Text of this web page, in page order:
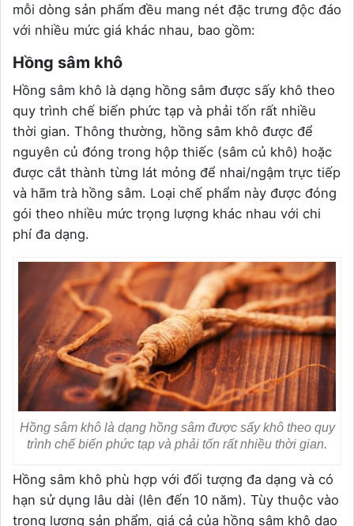
mỗi dòng sản phẩm đều mang nét đặc trưng độc đáo
với nhiều mức giá khác nhau, bao gồm:
Hồng sâm khô
Hồng sâm khô là dạng hồng sâm được sấy khô theo
quy trình chế biến phức tạp và phải tốn rất nhiều
thời gian. Thông thường, hồng sâm khô được để
nguyên củ đóng trong hộp thiếc (sâm củ khô) hoặc
được cắt thành từng lát mỏng để nhai/ngậm trực tiếp
và hãm trà hồng sâm. Loại chế phẩm này được đóng
gói theo nhiều mức trọng lượng khác nhau với chi
phí đa dạng.
Hồng sâm khô là dạng hồng sâm được sấy khô theo quy
trình chế biến phức tạp và phải tốn rất nhiều thời gian.
Hồng sâm khô phù hợp với đối tượng đa dạng và có
hạn sử dụng lâu dài (lên đến 10 năm). Tùy thuộc vào
trọng lượng sản phẩm, giá cả của hồng sâm khô dao